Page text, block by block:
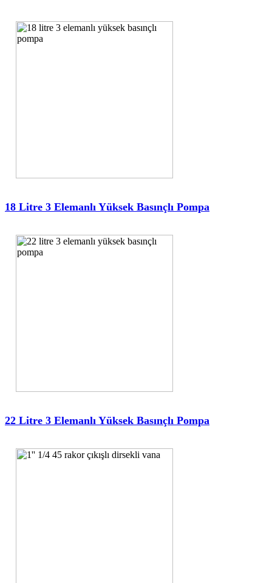
18 Litre 3 Elemanlı Yüksek Basınçlı Pompa
22 Litre 3 Elemanlı Yüksek Basınçlı Pompa